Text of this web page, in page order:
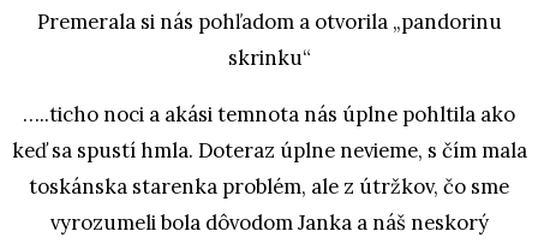
Premerala si nás pohľadom a otvorila „pandorinu
skrinku“
…..ticho noci a akási temnota nás úplne pohltila ako
keď sa spustí hmla. Doteraz úplne nevieme, s čím mala
toskánska starenka problém, ale z útržkov, čo sme
vyrozumeli bola dôvodom Janka a náš neskorý